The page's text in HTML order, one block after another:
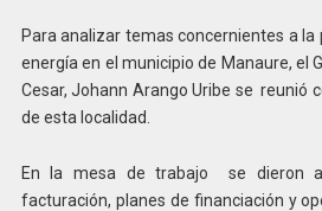
Para analizar temas concernientes a la
energía en el municipio de Manaure, el
Cesar, Johann Arango Uribe se reunió
de esta localidad.
En la mesa de trabajo se dieron
facturación, planes de financiación y